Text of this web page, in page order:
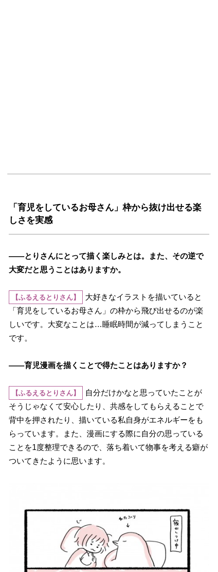
「育児をしているお母さん」枠から抜け出せる楽
しさを実感
――とりさんにとって描く楽しみとは。また、その逆で
大変だと思うことはありますか。
【ふるえるとりさん】
大好きなイラストを描いていると
「育児をしているお母さん」の枠から飛び出せるのが楽
しいです。大変なことは…睡眠時間が減ってしまうこと
です。
――育児漫画を描くことで得たことはありますか？
【ふるえるとりさん】
自分だけかなと思っていたことが
そうじゃなくて安心したり、共感をしてもらえることで
背中を押されたり、描いている私自身がエネルギーをも
らっています。また、漫画にする際に自分の思っている
ことを1度整理できるので、落ち着いて物事を考える癖が
ついてきたように思います。